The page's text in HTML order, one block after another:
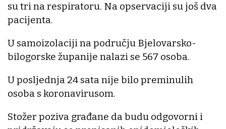
su tri na respiratoru. Na opservaciji su još dva
pacijenta.
U samoizolaciji na području Bjelovarsko-
bilogorske županije nalazi se 567 osoba.
U posljednja 24 sata nije bilo preminulih
osoba s koronavirusom.
Stožer poziva građane da budu odgovorni i